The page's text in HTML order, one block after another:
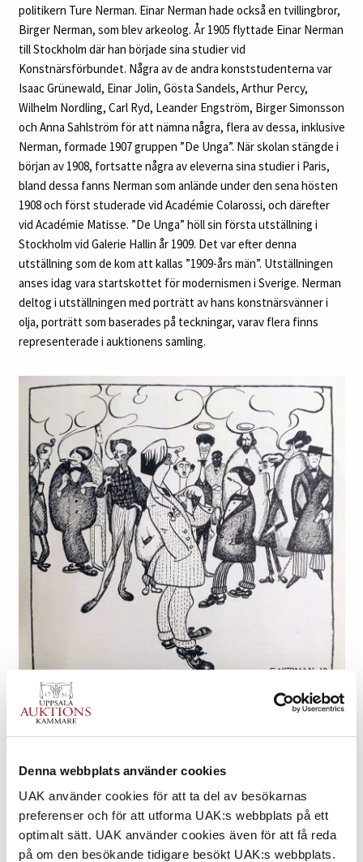
Denna webbplats använder cookies
UAK använder cookies för att ta del av besökarnas
preferenser och för att utforma UAK:s webbplats på ett
optimalt sätt. UAK använder cookies även för att få reda
på om den besökande tidigare besökt UAK:s webbplats.
politikern Ture Nerman. Einar Nerman hade också en tvillingbror,
Birger Nerman, som blev arkeolog. År 1905 flyttade Einar Nerman
till Stockholm där han började sina studier vid
Konstnärsförbundet. Några av de andra konststudenterna var
Isaac Grünewald, Einar Jolin, Gösta Sandels, Arthur Percy,
Wilhelm Nordling, Carl Ryd, Leander Engström, Birger Simonsson
och Anna Sahlström för att nämna några, flera av dessa, inklusive
Nerman, formade 1907 gruppen ”De Unga”. När skolan stängde i
början av 1908, fortsatte några av eleverna sina studier i Paris,
bland dessa fanns Nerman som anlände under den sena hösten
1908 och först studerade vid Académie Colarossi, och därefter
vid Académie Matisse. ”De Unga” höll sin första utställning i
Stockholm vid Galerie Hallin år 1909. Det var efter denna
utställning som de kom att kallas ”1909-års män”. Utställningen
anses idag vara startskottet för modernismen i Sverige. Nerman
deltog i utställningen med porträtt av hans konstnärsvänner i
olja, porträtt som baserades på teckningar, varav flera finns
representerade i auktionens samling.
”De Unga”, tuschteckning av Einar Nerman i ”Konstnärsfolk”.
Nerman återvände till Sverige år 1912 då han först studerade för
Carl Wilhelmson, sedan började han studera musik och tog